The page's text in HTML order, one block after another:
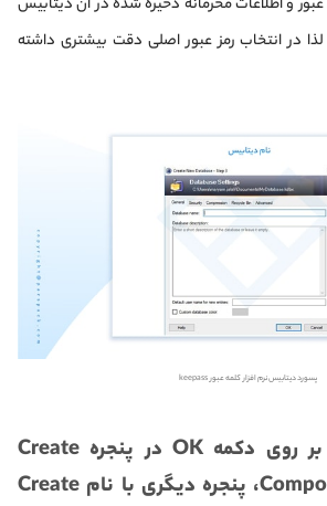
در انتخاب رمز عبور اصلی دقت بیشتری داشته
پسورد دیتابیس نرم افزار کلمه عبور keepass
4- پس از کلیک بر روی دکمه OK در پنجره Create
Composite Master Key، پنجره دیگری با نام Create